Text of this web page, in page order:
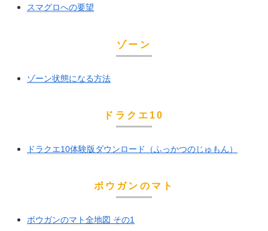
スマグロへの要望
ゾーン
ゾーン状態になる方法
ドラクエ10
ドラクエ10体験版ダウンロード（ふっかつのじゅもん）
ボウガンのマト
ボウガンのマト全地図 その1